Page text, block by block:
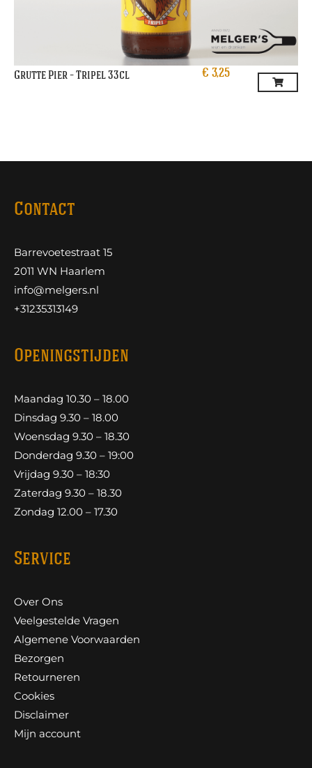
Grutte Pier – Tripel 33cl € 3,25
Contact
Barrevoetestraat 15
2011 WN Haarlem
info@melgers.nl
+31235313149
Openingstijden
Maandag 10.30 – 18.00
Dinsdag 9.30 – 18.00
Woensdag 9.30 – 18.30
Donderdag 9.30 – 19:00
Vrijdag 9.30 – 18:30
Zaterdag 9.30 – 18.30
Zondag 12.00 – 17.30
Service
Over Ons
Veelgestelde Vragen
Algemene Voorwaarden
Bezorgen
Retourneren
Cookies
Disclaimer
Mijn account